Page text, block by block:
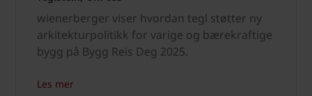
wienerberger viser hvordan tegl støtter ny
arkitekturpolitikk for varige og bærekraftige
bygg på Bygg Reis Deg 2025.
Les mer